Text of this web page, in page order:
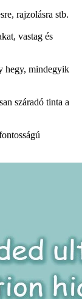
rajzolásra stb.
vastag és
hegy, mindegyik
száradó tinta a